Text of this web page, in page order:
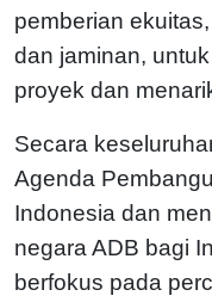
pemberian
dan jaminan,
proyek dan
Secara
Agenda
Indonesia dan
negara ADB bagi
berfokus pada